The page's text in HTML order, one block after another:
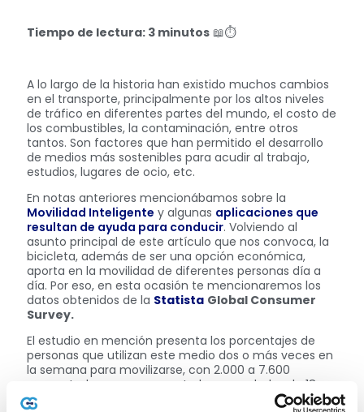
Tiempo de lectura: 3 minutos 📖⏱️
A lo largo de la historia han existido muchos cambios
en el transporte, principalmente por los altos niveles
de tráfico en diferentes partes del mundo, el costo de
los combustibles, la contaminación, entre otros
tantos. Son factores que han permitido el desarrollo
de medios más sostenibles para acudir al trabajo,
estudios, lugares de ocio, etc.
En notas anteriores mencionábamos sobre la
Movilidad Inteligente y algunas aplicaciones que
resultan de ayuda para conducir. Volviendo al
asunto principal de este artículo que nos convoca, la
bicicleta, además de ser una opción económica,
aporta en la movilidad de diferentes personas día a
día. Por eso, en esta ocasión te mencionaremos los
datos obtenidos de la Statista Global Consumer
Survey.
El estudio en mención presenta los porcentajes de
personas que utilizan este medio dos o más veces en
la semana para movilizarse, con 2.000 a 7.600
encuestados que se encontraban en edades de 18 a
64 años, esto en el periodo de de abril de 2021 a